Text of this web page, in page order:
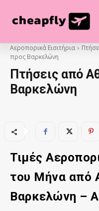
Αεροπορικά Εισιτήρια
προς Βαρκελώνη
Πτήσεις από
Βαρκελώνη
Τιμές
του Μήνα από
Βαρκελώνη –